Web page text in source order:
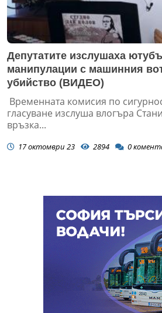
Депутатите изслушаха
манипулации с машинния
убийство (ВИДЕО)
Временната комисия по
гласуване изслуша влогъра
връзка...
17 октомври 23 2894 0